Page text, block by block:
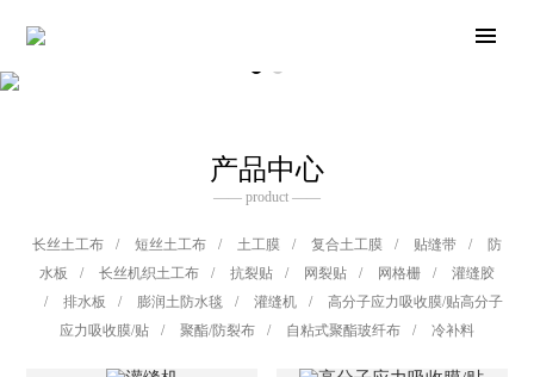
产品中心
—— product ——
长丝土工布 / 短丝土工布 / 土工膜 / 复合土工膜 / 贴缝带 /
防
水板
/ 长丝机织土工布 / 抗裂贴 / 网裂贴 / 网格栅 /
灌缝胶
/
排水板 / 膨润土防水毯 / 灌缝机 /
高分子应力吸收膜/贴高分子
应力吸收膜/贴
/ 聚酯/防裂布 / 自粘式聚酯玻纤布 / 冷补料